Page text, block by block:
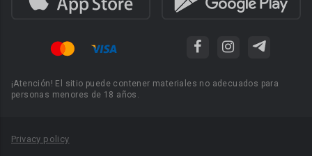
¡Atención! El sitio puede contener materiales no adecuados para
personas menores de 18 años.
Privacy policy